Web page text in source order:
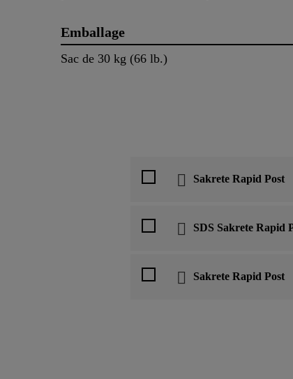
Emballage
Sac de 30 kg (66 lb.)
Sakrete Rapid Post
SDS Sakrete Rapid
Sakrete Rapid Post